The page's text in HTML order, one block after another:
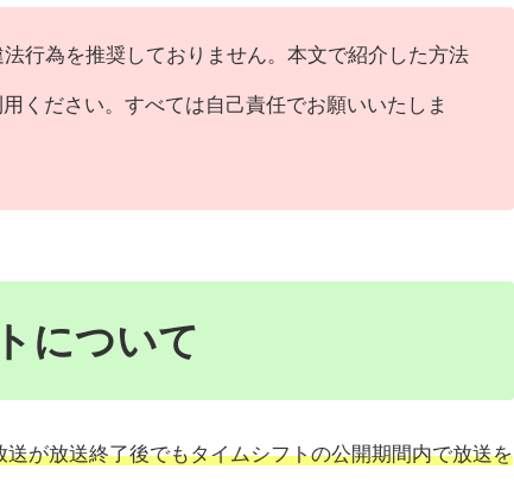
行為を推奨しておりません。本文で紹介した方法
ください。すべては自己責任でお願いいたしま
について
が放送終了後でもタイムシフトの公開期間内で放送を